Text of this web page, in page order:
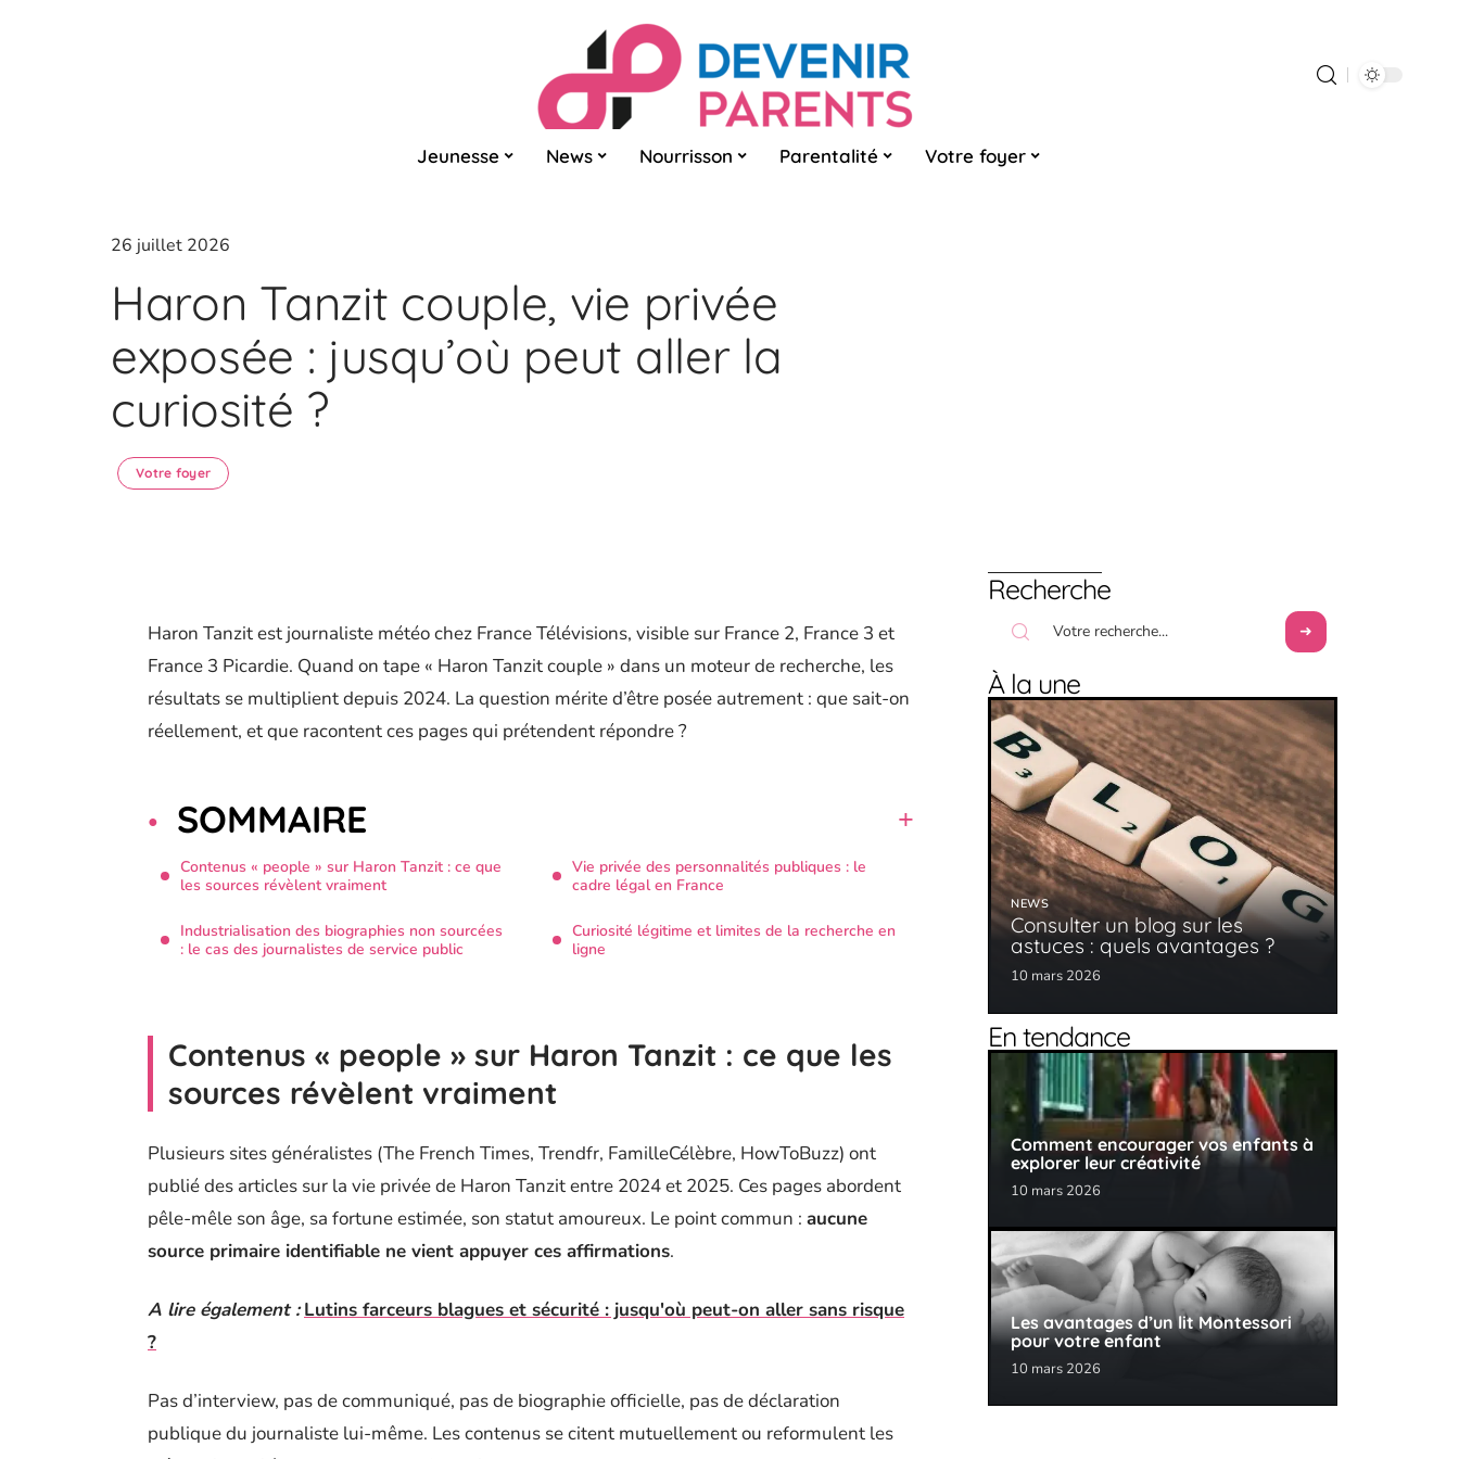
Jeunesse News Nourrisson Parentalité Votre foyer
26 juillet 2026
Haron Tanzit couple, vie privée
exposée : jusqu’où peut aller la
curiosité ?
Votre foyer
Haron Tanzit est journaliste météo chez France Télévisions, visible sur France 2, France 3 et
France 3 Picardie. Quand on tape « Haron Tanzit couple » dans un moteur de recherche, les
résultats se multiplient depuis 2024. La question mérite d’être posée autrement : que sait-on
réellement, et que racontent ces pages qui prétendent répondre ?
SOMMAIRE
Contenus « people » sur Haron Tanzit : ce que
les sources révèlent vraiment
Industrialisation des biographies non sourcées
: le cas des journalistes de service public
Vie privée des personnalités publiques : le
cadre légal en France
Curiosité légitime et limites de la recherche en
ligne
Contenus « people » sur Haron Tanzit : ce que les
sources révèlent vraiment
Plusieurs sites généralistes (The French Times, Trendfr, FamilleCélèbre, HowToBuzz) ont
publié des articles sur la vie privée de Haron Tanzit entre 2024 et 2025. Ces pages abordent
pêle-mêle son âge, sa fortune estimée, son statut amoureux. Le point commun : aucune
source primaire identifiable ne vient appuyer ces affirmations.
A lire également : Lutins farceurs blagues et sécurité : jusqu'où peut-on aller sans risque
?
Pas d’interview, pas de communiqué, pas de biographie officielle, pas de déclaration
publique du journaliste lui-même. Les contenus se citent mutuellement ou reformulent les
Recherche
À la une
NEWS
Consulter un blog sur les
astuces : quels avantages ?
10 mars 2026
En tendance
Comment encourager vos enfants à
explorer leur créativité
10 mars 2026
Les avantages d’un lit Montessori
pour votre enfant
10 mars 2026